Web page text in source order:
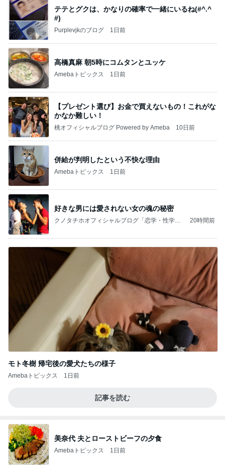
テテとグクは、かなりの確率で一緒にいるね(#^.^
#)
Purplevjkのブログ 1日前
高橋真麻 朝5時にコムタンとユッケ
Amebaトピックス 1日前
【プレゼント選び】お金で買えないもの！これがな
かなか難しい！
桃オフィシャルブログ Powered by Ameba 10日前
併給が判明したという不快な理由
Amebaトピックス 1日前
好きな男には愛されない女の魂の秘密
クノタチホオフィシャルブログ「恋学・性学研
20時間前
モト冬樹 帰宅後の愛犬たちの様子
Amebaトピックス 1日前
記事を読む
美奈代 夫とローストビーフの夕食
Amebaトピックス 1日前